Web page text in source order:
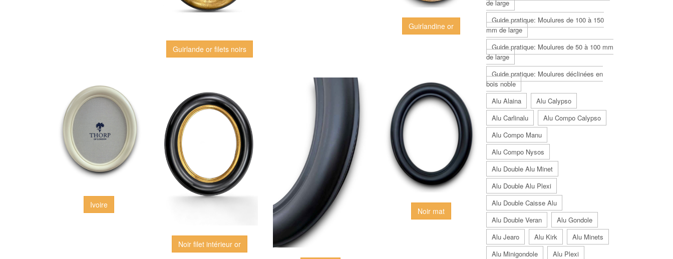
Guirlande or filets noirs
Guirlandine or
Ivoire
Noir filet intérieur or
Noir mat
de large
Guide pratique: Moulures de 100 à 150
mm de large
Guide pratique: Moulures de 50 à 100 mm
de large
Guide pratique: Moulures déclinées en
bois noble
Alu Alaina
Alu Calypso
Alu Carlinalu
Alu Compo Calypso
Alu Compo Manu
Alu Compo Nysos
Alu Double Alu Minet
Alu Double Alu Plexi
Alu Double Caisse Alu
Alu Double Veran
Alu Gondole
Alu Jearo
Alu Kirk
Alu Minets
Alu Minigondole
Alu Plexi